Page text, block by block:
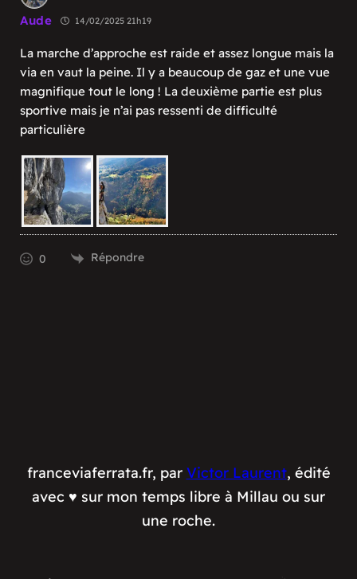
Aude 14/02/2025 21h19
La marche d’approche est raide et assez longue mais la
via en vaut la peine. Il y a beaucoup de gaz et une vue
magnifique tout le long ! La deuxième partie est plus
sportive mais je n’ai pas ressenti de difficulté
particulière
0 Répondre
franceviaferrata.fr, par Victor Laurent, édité
avec ♥️ sur mon temps libre à Millau ou sur
une roche.